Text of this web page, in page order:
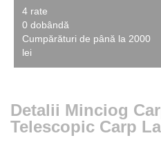
4 rate
0 dobândă
Cumpărături de până la 2000
lei
Detalii Minciog
Telescopic Carp